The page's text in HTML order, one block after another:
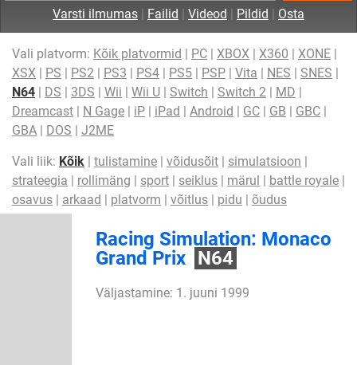
Varsti ilmumas | Failid | Videod | Pildid | Osta
Vali platvorm: Kõik platvormid | PC | XBOX | X360 | XONE |
XSX | PS | PS2 | PS3 | PS4 | PS5 | PSP | Vita | NES | SNES |
N64 | DS | 3DS | Wii | Wii U | Switch | Switch 2 | MD |
Dreamcast | N Gage | iP | iPad | Android | GC | GB | GBC |
GBA | DOS | J2ME
Vali liik: Kõik | tulistamine | võidusõit | simulatsioon |
strateegia | rollimäng | sport | seiklus | märul | battle royale |
osavus | arkaad | platvorm | võitlus | pidu | õudus
Racing Simulation: Monaco
Grand Prix N64
Väljastamine: 1. juuni 1999